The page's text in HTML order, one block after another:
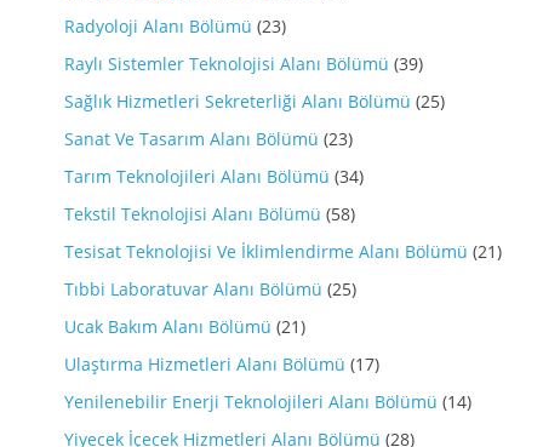
Radyoloji Alanı Bölümü (23)
Raylı Sistemler Teknolojisi Alanı Bölümü (39)
Sağlık Hizmetleri Sekreterliği Alanı Bölümü (25)
Sanat Ve Tasarım Alanı Bölümü (23)
Tarım Teknolojileri Alanı Bölümü (34)
Tekstil Teknolojisi Alanı Bölümü (58)
Tesisat Teknolojisi Ve İklimlendirme Alanı Bölümü (21)
Tıbbi Laboratuvar Alanı Bölümü (25)
Ucak Bakım Alanı Bölümü (21)
Ulaştırma Hizmetleri Alanı Bölümü (17)
Yenilenebilir Enerji Teknolojileri Alanı Bölümü (14)
Yiyecek İçecek Hizmetleri Alanı Bölümü (28)